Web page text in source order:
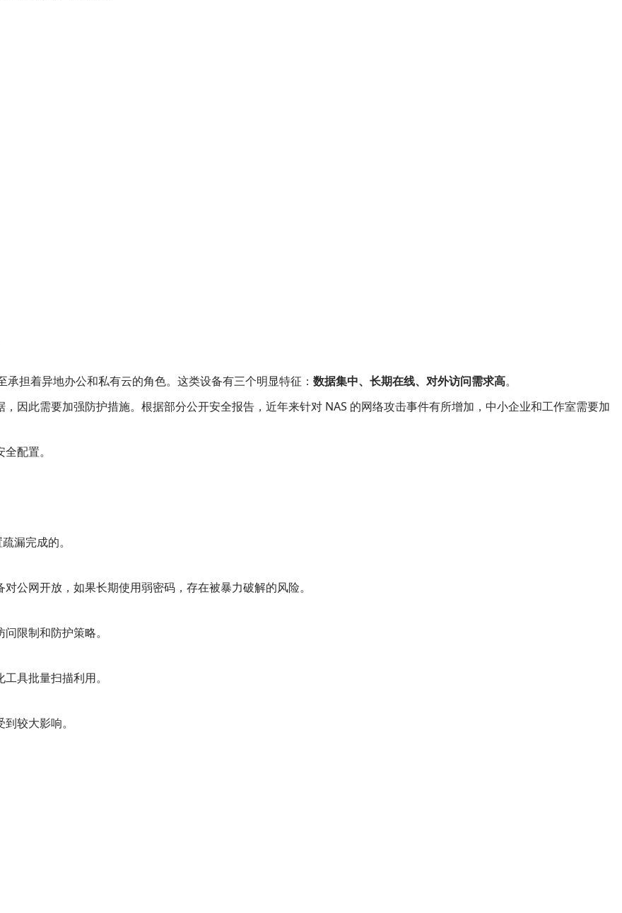
担着异地办公和私有云的角色。这类设备有三个明显特征： 数据集中、长期在线、对外访问需求高。
因此需要加强防护措施。根据部分公开安全报告，近年来针对 NAS 的网络攻击事件有所增加，中小企业和工作室需要加
配置。
漏完成的。
公网开放，如果长期使用弱密码，存在被暴力破解的风险。
限制和防护策略。
具批量扫描利用。
较大影响。